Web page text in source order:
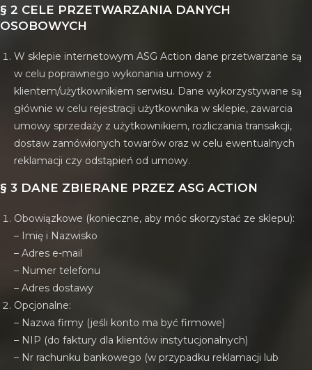
§ 2 CELE PRZETWARZANIA DANYCH
OSOBOWYCH
W sklepie internetowym ASG Action dane przetwarzane są
w celu poprawnego wykonania umowy z
klientem/użytkownikiem serwisu. Dane wykorzystywane są
głównie w celu rejestracji użytkownika w sklepie, zawarcia
umowy sprzedaży z użytkownikiem, rozliczania transakcji,
dostaw zamówionych towarów oraz w celu ewentualnych
reklamacji czy odstąpień od umowy.
§ 3 DANE ZBIERANE PRZEZ ASG ACTION
Obowiązkowe (konieczne, aby móc skorzystać ze sklepu):
– Imię i Nazwisko
– Adres e-mail
– Numer telefonu
– Adres dostawy
Opcjonalne:
– Nazwa firmy (jeśli konto ma być firmowe)
– NIP (do faktury dla klientów instytucjonalnych)
– Nr rachunku bankowego (w przypadku reklamacji lub